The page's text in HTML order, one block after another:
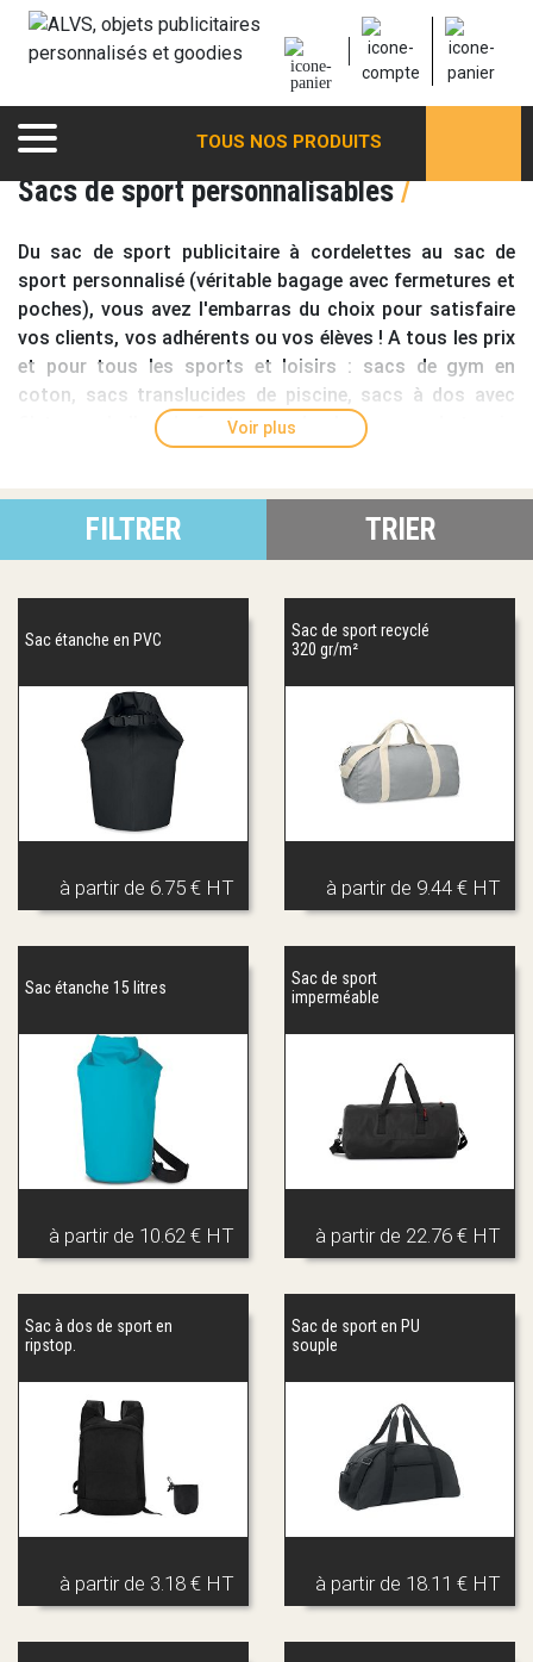
TOUS NOS PRODUITS
Sacs de sport personnalisables/
Du sac de sport publicitaireà cordelettes au sac de
sport personnalisé(véritable bagage avec fermetures et
poches), vous avez l'embarras du choix pour satisfaire
vos clients, vos adhérents ou vos élèves ! A tous les prix
et pour tous les sports et loisirs : sacs de gym en
coton, sacs translucides de piscine, sacs à dos avec
filet pour ballon de foot, sacs de plage, sacs de tennis
ou multisports avec compartiment baskets ! Il y a même
Voir plus
FILTRER TRIER
Sac étanche en PVC
à partir de 6.75 € HT
Sac de sport recyclé
320 gr/m²
à partir de 9.44 € HT
Sac étanche 15 litres
à partir de 10.62 € HT
Sac de sport
imperméable
à partir de 22.76 € HT
Sac à dos de sport en
ripstop.
à partir de 3.18 € HT
Sac de sport en PU
souple
à partir de 18.11 € HT